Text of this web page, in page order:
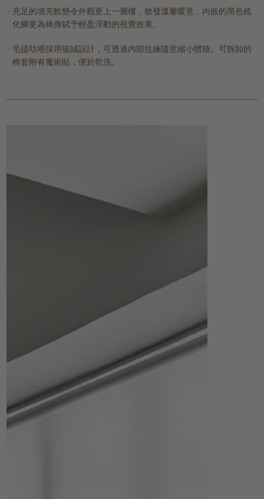
充足的填充軟墊令外觀更上一層樓，散發溫馨暖意，內嵌的黑色梳
化腳更為椅身賦予輕盈浮動的視覺效果。
毛毯咕𠱸採用簇絨設計，可透過內部拉鍊隨意縮小體積。可拆卸的
椅套附有魔術貼，便於乾洗。